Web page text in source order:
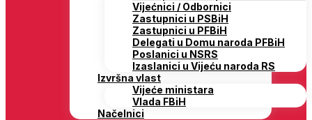
Vijećnici / Odbornici
Zastupnici u PSBiH
Zastupnici u PFBiH
Delegati u Domu naroda PFBiH
Poslanici u NSRS
Izaslanici u Vijeću naroda RS
Izvršna vlast
Vijeće ministara
Vlada FBiH
Načelnici